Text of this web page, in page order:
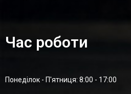
Час роботи
Понеділок - П'ятниця: 8:00 - 17:00